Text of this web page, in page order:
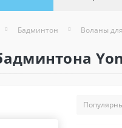
Бадминтон Воланы